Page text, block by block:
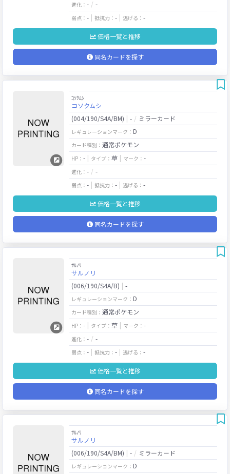
進化： - -
弱点： - 抵抗力： - 逃げる： -
価格一覧と推移
同名カードを探す
ｺｿｸﾑｼ
コソクムシ
(004/190/S4A/BM)
- ミラーカード
レギュレーションマーク： D
カード種別： 通常ポケモン
HP： - タイプ： 草 マーク： -
進化： - -
弱点： - 抵抗力： - 逃げる： -
価格一覧と推移
同名カードを探す
ｻﾙﾉﾘ
サルノリ
(006/190/S4A/B)
-
レギュレーションマーク： D
カード種別： 通常ポケモン
HP： - タイプ： 草 マーク： -
進化： - -
弱点： - 抵抗力： - 逃げる： -
価格一覧と推移
同名カードを探す
ｻﾙﾉﾘ
サルノリ
(006/190/S4A/BM)
- ミラーカード
レギュレーションマーク： D